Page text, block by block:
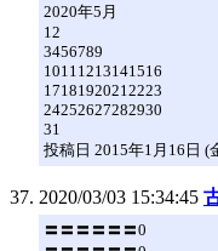
2020年5月
12
3456789
10111213141516
17181920212223
24252627282930
31
投稿日 2015年1月16日 (
2020/03/03 15:34:45
〓〓〓〓〓〓0